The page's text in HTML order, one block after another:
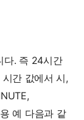
다. 즉 24시간
간 값에서 시,
예 다음과 같